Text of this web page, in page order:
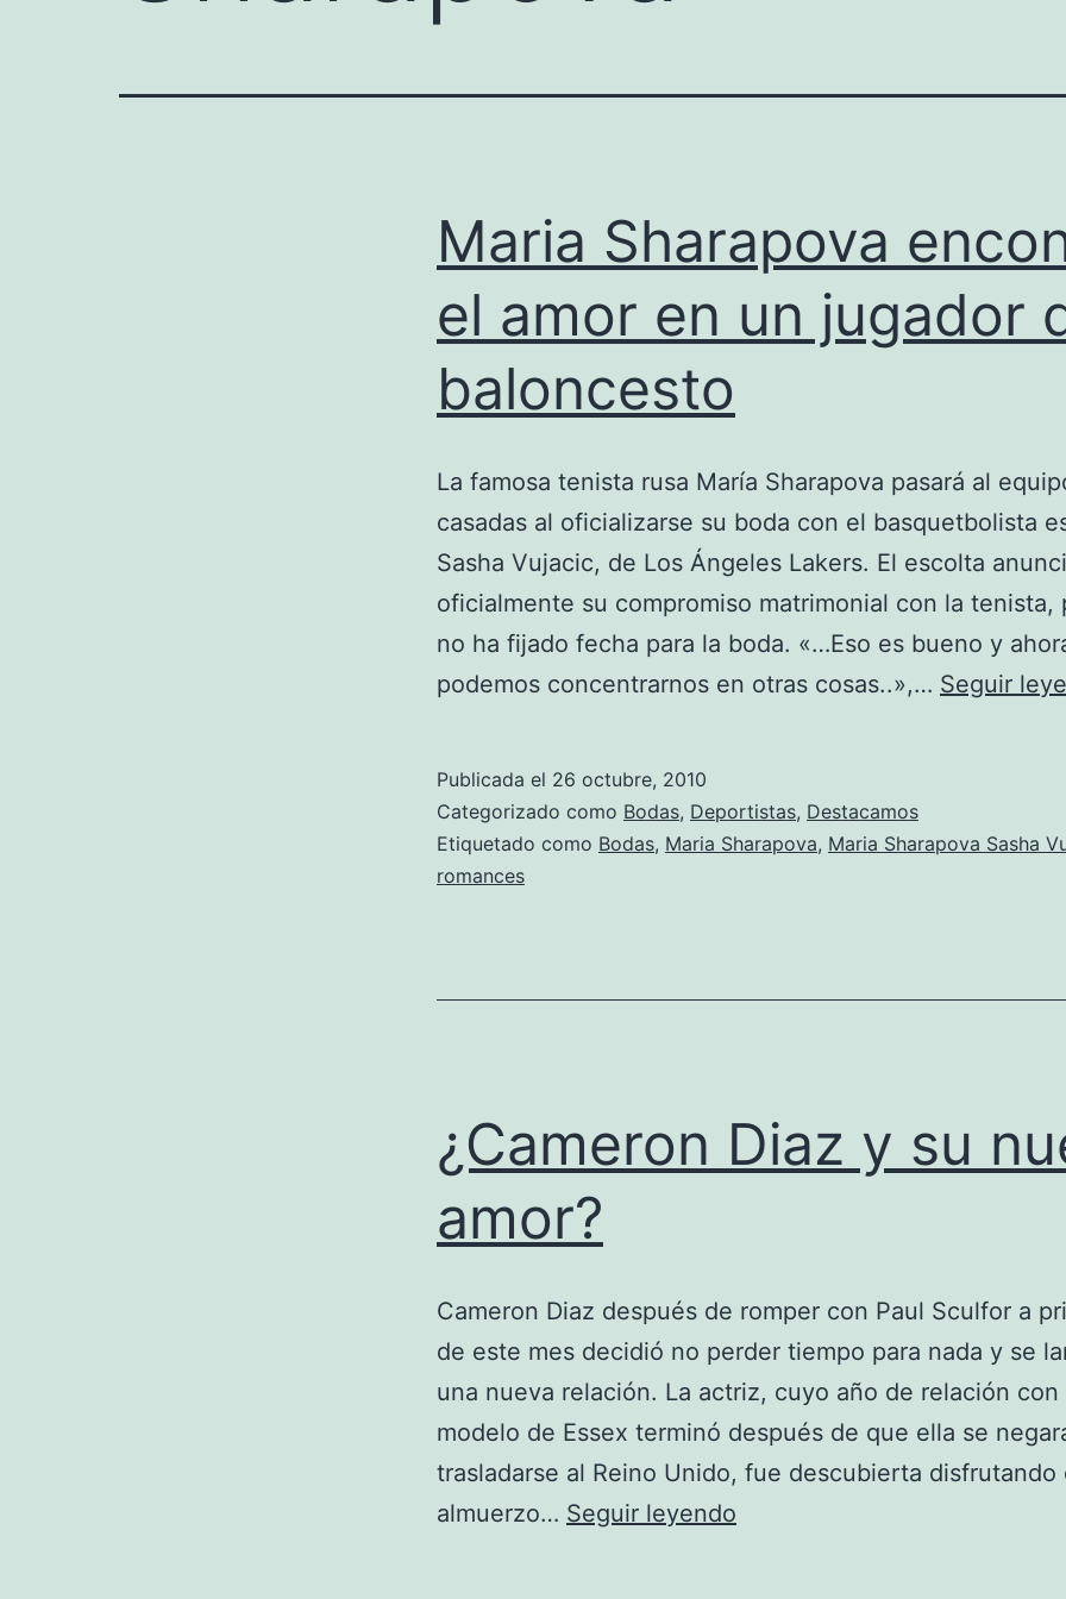
Maria Sharapova
el amor en un jugador
baloncesto
La famosa tenista rusa María Sharapova pasará al
casadas al oficializarse su boda con el basquetbolista
Sasha Vujacic, de Los Ángeles Lakers. El escolta
oficialmente su compromiso matrimonial con la tenista,
no ha fijado fecha para la boda. «…Eso es bueno y
podemos concentrarnos en otras cosas..»,… Seguir
Publicada el 26 octubre, 2010
Categorizado como Bodas, Deportistas, Destacamos
Etiquetado como Bodas, Maria Sharapova, Maria Sharapova Sasha
romances
¿Cameron Diaz y su
amor?
Cameron Diaz después de romper con Paul Sculfor a
de este mes decidió no perder tiempo para nada y se
una nueva relación. La actriz, cuyo año de relación con
modelo de Essex terminó después de que ella se
trasladarse al Reino Unido, fue descubierta disfrutando
almuerzo… Seguir leyendo